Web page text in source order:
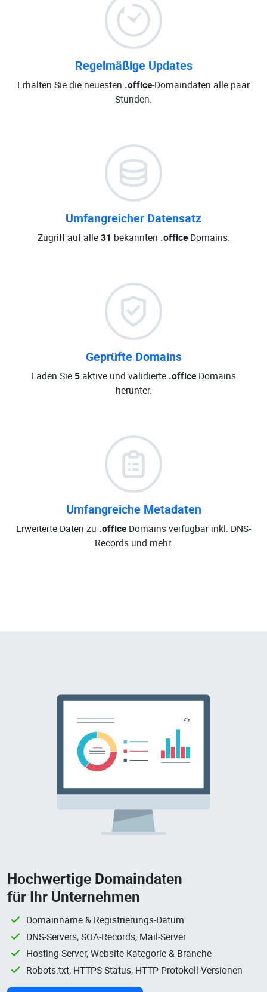
Regelmäßige Updates
Erhalten Sie die neuesten .office-Domaindaten alle paar
Stunden.
Umfangreicher Datensatz
Zugriff auf alle31 bekannten .officeDomains.
Geprüfte Domains
Laden Sie 5aktive und validierte .officeDomains
herunter.
Umfangreiche Metadaten
Erweiterte Daten zu .office Domains verfügbar inkl. DNS-
Records und mehr.
Hochwertige Domaindaten
für Ihr Unternehmen
Domainname & Registrierungs-Datum
DNS-Servers, SOA-Records, Mail-Server
Hosting-Server, Website-Kategorie & Branche
Robots.txt, HTTPS-Status, HTTP-Protokoll-Versionen